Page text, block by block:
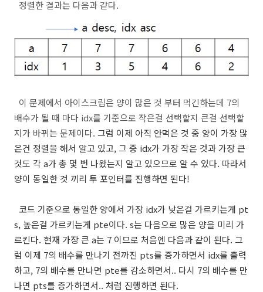
정렬한 결과는 다음과 같다.
이 문제에서 아이스크림은 양이 많은 것 부터 먹긴하는데 7의
배수가 될 때 마다 idx를 기준으로 작은걸 선택할지 큰걸 선택할
지가 바뀌는 문제이다. 그럼 이제 아직 안먹은 것 중 양이 가장 많
은건 정렬을 해서 알고 있고, 그 중 idx가 가장 작은 것과 가장 큰
것도 각 a가 총 몇 번 나왔는지 알고 있으므로 알 수 있다. 따라서
양이 동일한 것 끼리 투 포인터를 진행하면 된다!
코드 기준으로 동일한 양에서 가장 idx가 낮은걸 가르키는게 pt
s, 높은걸 가르키는게 pte이다. s는 다음으로 많은 양을 미리 가
르킨다. 현재 가장 큰 a는 7 이므로 처음엔 다음과 같이 된다. 그
럼 이제 7의 배수를 만나기 전까진 pts를 증가하면서 idx를 출력
하고, 7의 배수를 만나면 pte를 감소하면서.. 다시 7의 배수를 만
나면 pts를 증가하면서.. 처럼 진행하면 된다.